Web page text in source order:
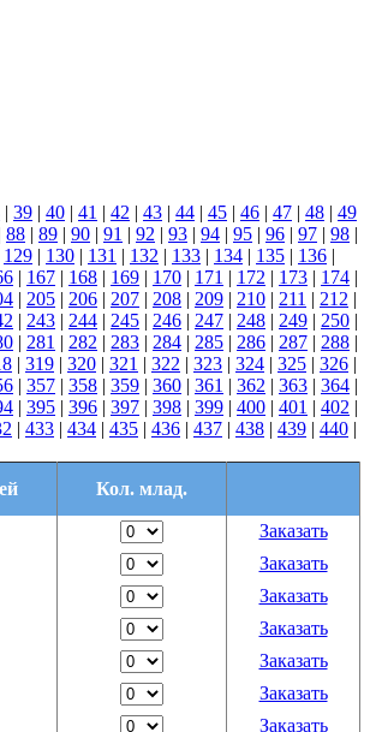
| 39 | 40 | 41 | 42 | 43 | 44 | 45 | 46 | 47 | 48 | 49
88 | 89 | 90 | 91 | 92 | 93 | 94 | 95 | 96 | 97 | 98 |
129 | 130 | 131 | 132 | 133 | 134 | 135 | 136 |
| 167 | 168 | 169 | 170 | 171 | 172 | 173 | 174 |
| 205 | 206 | 207 | 208 | 209 | 210 | 211 | 212 |
| 243 | 244 | 245 | 246 | 247 | 248 | 249 | 250 |
| 281 | 282 | 283 | 284 | 285 | 286 | 287 | 288 |
| 319 | 320 | 321 | 322 | 323 | 324 | 325 | 326 |
| 357 | 358 | 359 | 360 | 361 | 362 | 363 | 364 |
| 395 | 396 | 397 | 398 | 399 | 400 | 401 | 402 |
| 433 | 434 | 435 | 436 | 437 | 438 | 439 | 440 |
Кол. млад.
Заказать
Заказать
Заказать
Заказать
Заказать
Заказать
Заказать